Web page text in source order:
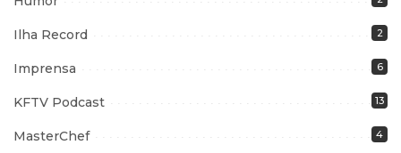
Ilha Record 2
Imprensa 6
KFTV Podcast 13
MasterChef 4